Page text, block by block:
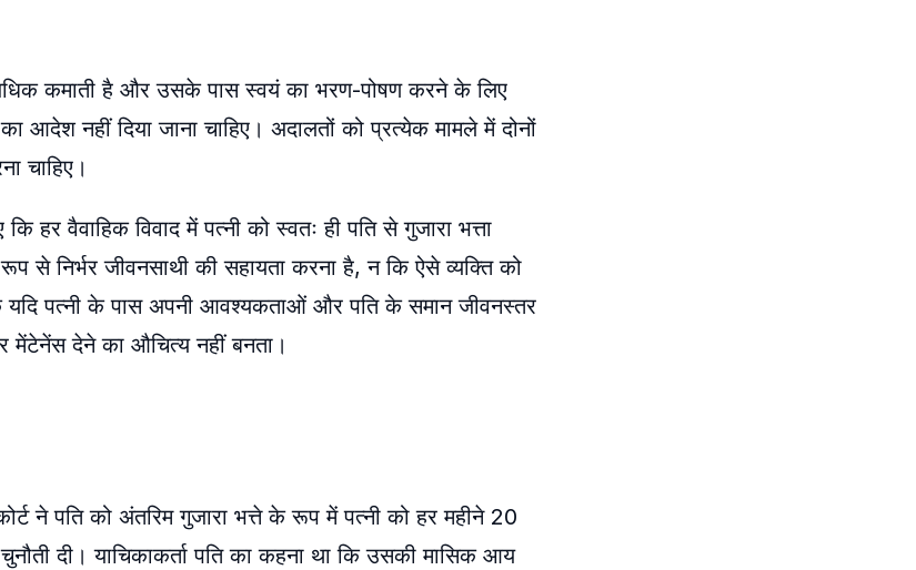
कमाती है और उसके पास स्वयं का भरण-पोषण करने के लिए
आदेश नहीं दिया जाना चाहिए। अदालतों को प्रत्येक मामले में दोनों
चाहिए।
हर वैवाहिक विवाद में पत्नी को स्वतः ही पति से गुजारा भत्ता
से निर्भर जीवनसाथी की सहायता करना है, न कि ऐसे व्यक्ति को
यदि पत्नी के पास अपनी आवश्यकताओं और पति के समान जीवनस्तर
मेंटेनेंस देने का औचित्य नहीं बनता।
ने पति को अंतरिम गुजारा भत्ते के रूप में पत्नी को हर महीने 20
दी। याचिकाकर्ता पति का कहना था कि उसकी मासिक आय